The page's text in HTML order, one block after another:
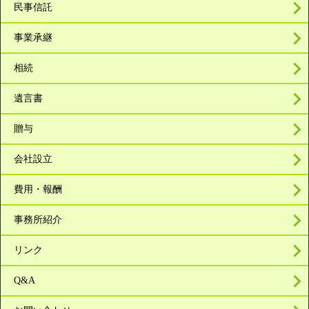
民事信託
事業承継
相続
遺言書
贈与
会社設立
費用・報酬
事務所紹介
リンク
Q&A